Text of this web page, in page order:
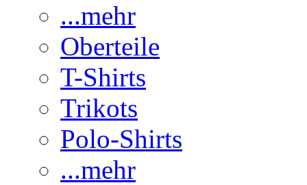
...mehr
Oberteile
T-Shirts
Trikots
Polo-Shirts
...mehr